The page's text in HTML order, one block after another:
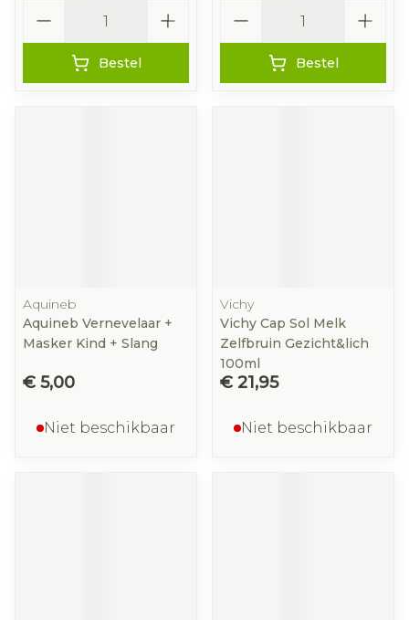
Bestel Bestel
Aquineb
Aquineb Vernevelaar +
Masker Kind + Slang
€ 5,00
Niet beschikbaar
Vichy
Vichy Cap Sol Melk
Zelfbruin Gezicht&lich
100ml
€ 21,95
Niet beschikbaar